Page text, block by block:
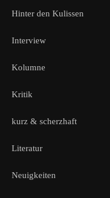
Hinter den Kulissen
Interview
Kolumne
Kritik
kurz & scherzhaft
Literatur
Neuigkeiten